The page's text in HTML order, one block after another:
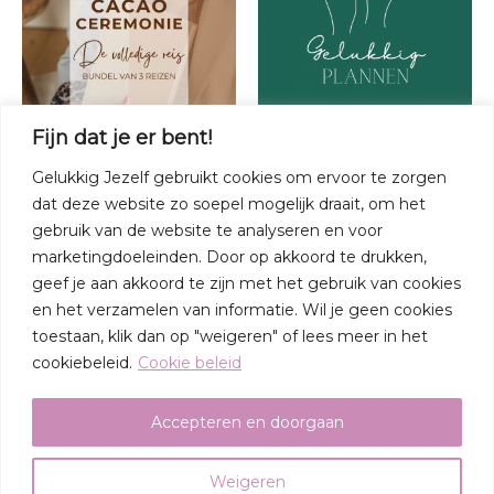
Fijn dat je er bent!
Gelukkig Jezelf gebruikt cookies om ervoor te zorgen
dat deze website zo soepel mogelijk draait, om het
gebruik van de website te analyseren en voor
marketingdoeleinden. Door op akkoord te drukken,
geef je aan akkoord te zijn met het gebruik van cookies
en het verzamelen van informatie. Wil je geen cookies
toestaan, klik dan op "weigeren" of lees meer in het
cookiebeleid. Cookie beleid
Weigeren
Accepteren en doorgaan
Online trajecten
ceremonie reis
€66.00 €51.00
Toevoegen aan
winkelwagen
€199.00 €97.00
Toevoegen aan
winkelwagen
Algemene voorwaarden
Disclaimer